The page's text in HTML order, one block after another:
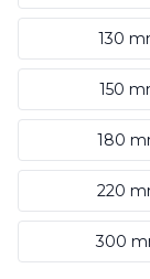
130
150
180
220
300